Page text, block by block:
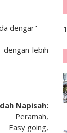
dengar"
lebih
Napisah:
Peramah,
Easy going,